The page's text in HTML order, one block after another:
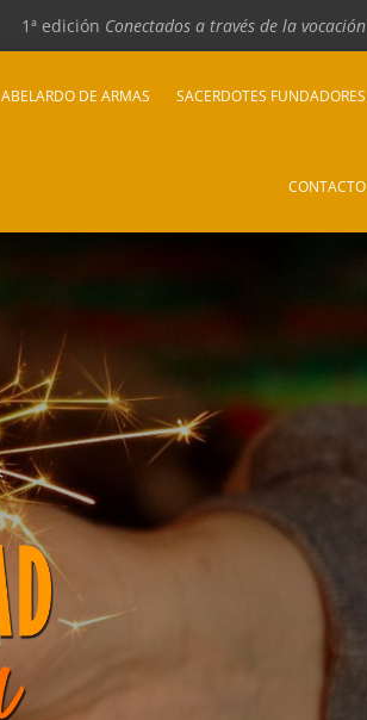
1ª edición Conectados a través de la vocación
ABELARDO DE ARMAS SACERDOTES FUNDADORES
CONTACTO